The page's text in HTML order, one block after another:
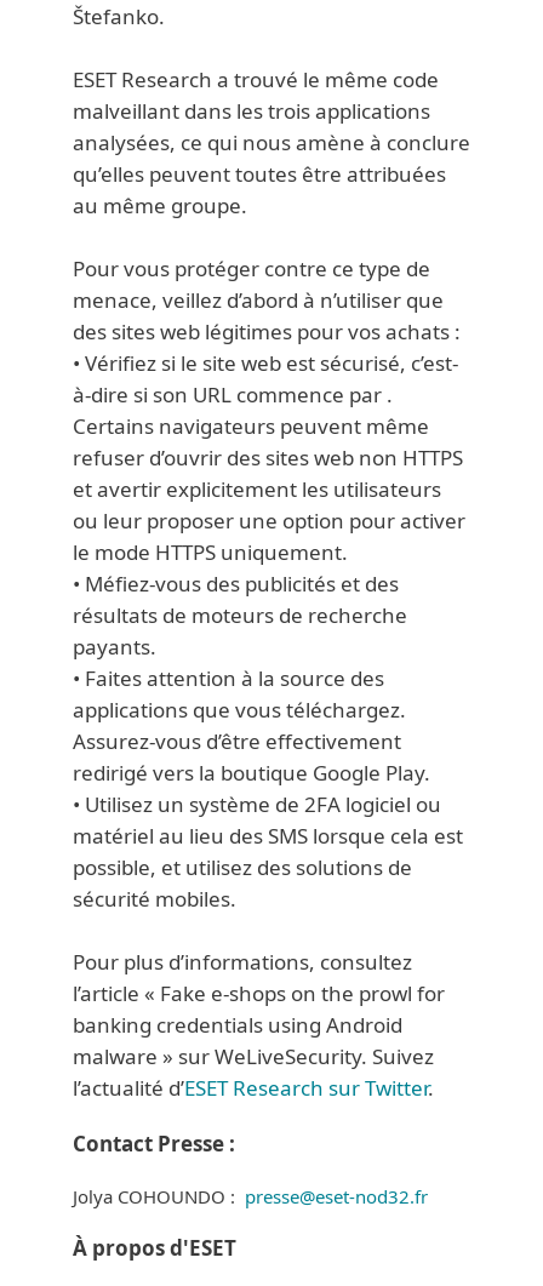
Štefanko.
ESET Research a trouvé le même code
malveillant dans les trois applications
analysées, ce qui nous amène à conclure
qu’elles peuvent toutes être attribuées
au même groupe.
Pour vous protéger contre ce type de
menace, veillez d’abord à n’utiliser que
des sites web légitimes pour vos achats :
• Vérifiez si le site web est sécurisé, c’est-
à-dire si son URL commence par .
Certains navigateurs peuvent même
refuser d’ouvrir des sites web non HTTPS
et avertir explicitement les utilisateurs
ou leur proposer une option pour activer
le mode HTTPS uniquement.
• Méfiez-vous des publicités et des
résultats de moteurs de recherche
payants.
• Faites attention à la source des
applications que vous téléchargez.
Assurez-vous d’être effectivement
redirigé vers la boutique Google Play.
• Utilisez un système de 2FA logiciel ou
matériel au lieu des SMS lorsque cela est
possible, et utilisez des solutions de
sécurité mobiles.
Pour plus d’informations, consultez
l’article « Fake e-shops on the prowl for
banking credentials using Android
malware » sur WeLiveSecurity. Suivez
l’actualité d’ESET Research sur Twitter.
Contact Presse :
Jolya COHOUNDO : presse@eset-nod32.fr
À propos d'ESET